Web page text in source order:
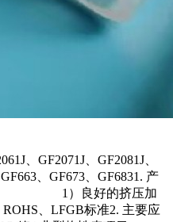
、GF2071J、GF2081J、
、GF673、GF6831. 产
好的挤压加
、LFGB标准2. 主要应